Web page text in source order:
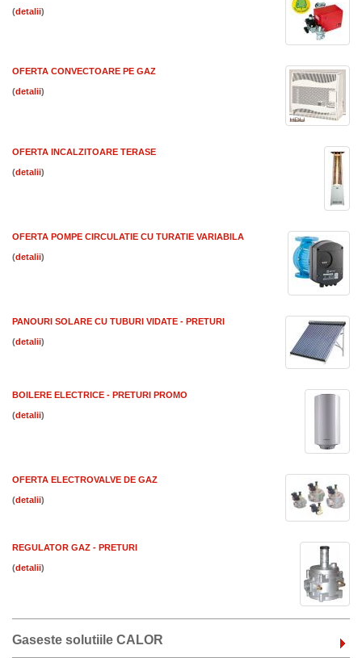
( )
OFERTA CONVECTOARE PE GAZ
( )
OFERTA INCALZITOARE TERASE
( )
OFERTA POMPE CIRCULATIE CU TURATIE VARIABILA
( )
PANOURI SOLARE CU TUBURI VIDATE - PRETURI
( )
BOILERE ELECTRICE - PRETURI PROMO
( )
OFERTA ELECTROVALVE DE GAZ
( )
REGULATOR GAZ - PRETURI
( )
Gaseste solutiile CALOR